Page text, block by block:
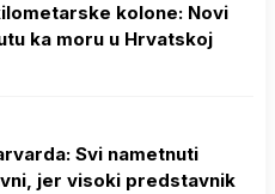
kolone: Novi
ka moru u Hrvatskoj
Svi nametnuti
jer visoki predstavnik